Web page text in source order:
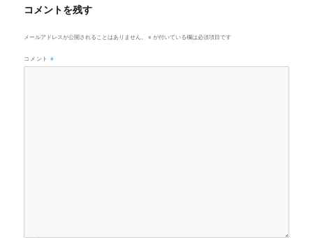
コメントを残す
メールアドレスが公開されることはありません。 ※ が付いている欄は必須項目です
コメント ※